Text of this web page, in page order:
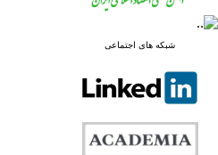
شبکه های اجتماعی